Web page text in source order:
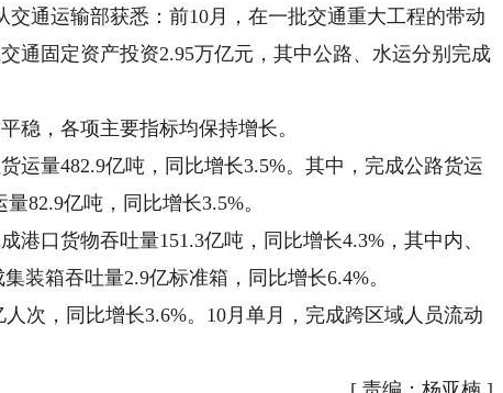
通运输部获悉：前10月，在一批交通重大工程的带动
通固定资产投资2.95万亿元，其中公路、水运分别完成
，各项主要指标均保持增长。
量482.9亿吨，同比增长3.5%。其中，完成公路货运
82.9亿吨，同比增长3.5%。
口货物吞吐量151.3亿吨，同比增长4.3%，其中内、
装箱吞吐量2.9亿标准箱，同比增长6.4%。
，同比增长3.6%。10月单月，完成跨区域人员流动